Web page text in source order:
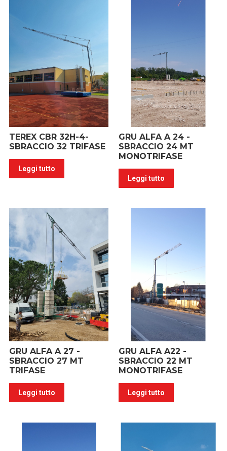
TEREX CBR 32H-4-
SBRACCIO 32 TRIFASE
Leggi tutto
GRU ALFA A 24 -
SBRACCIO 24 MT
MONOTRIFASE
Leggi tutto
GRU ALFA A 27 -
SBRACCIO 27 MT
TRIFASE
Leggi tutto
GRU ALFA A22 -
SBRACCIO 22 MT
MONOTRIFASE
Leggi tutto